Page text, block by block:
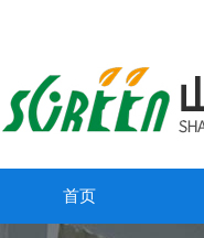
首页